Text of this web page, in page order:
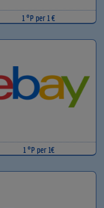
1 °P per 1 €
1 °P per 1€